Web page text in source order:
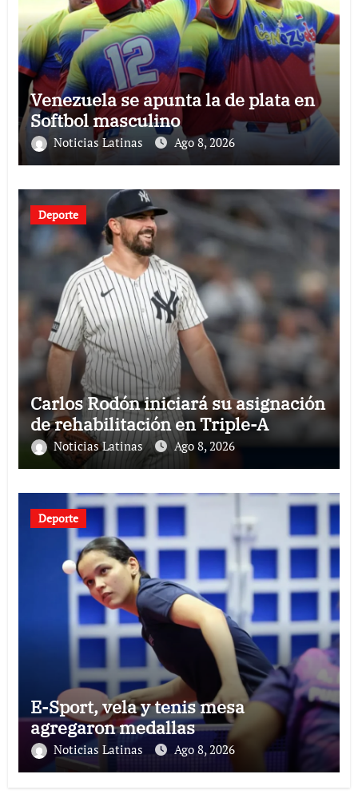
Venezuela se apunta la de plata en
Softbol masculino
Noticias Latinas Ago 8, 2026
Deporte
Carlos Rodón iniciará su asignación
de rehabilitación en Triple-A
Noticias Latinas Ago 8, 2026
Deporte
E-Sport, vela y tenis mesa
agregaron medallas
Noticias Latinas Ago 8, 2026